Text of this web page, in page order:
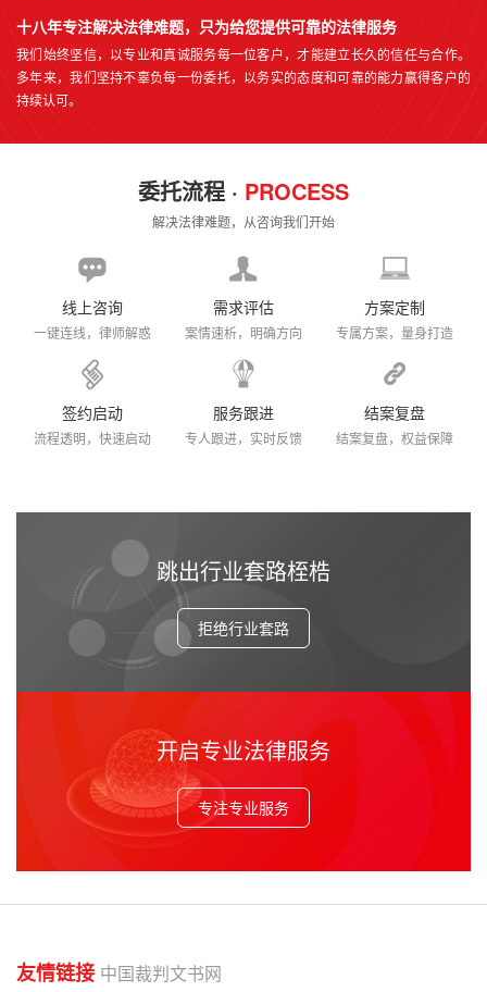
十八年专注解决法律难题，只为给您提供可靠的法律服务
我们始终坚信，以专业和真诚服务每一位客户，才能建立长久的信任与合作。
多年来，我们坚持不辜负每一份委托，以务实的态度和可靠的能力赢得客户的
持续认可。
委托流程 · PROCESS
解决法律难题，从咨询我们开始
线上咨询
一键连线，律师解惑
需求评估
案情速析，明确方向
方案定制
专属方案，量身打造
签约启动
流程透明，快速启动
服务跟进
专人跟进，实时反馈
结案复盘
结案复盘，权益保障
跳出行业套路桎梏
拒绝行业套路
开启专业法律服务
专注专业服务
友情链接 中国裁判文书网